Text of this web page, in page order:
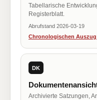
Tabellarische
Registerblatt.
Abrufstand 2026-03-19
Chronologischen Auszug
DK
Archivierte Satzungen,